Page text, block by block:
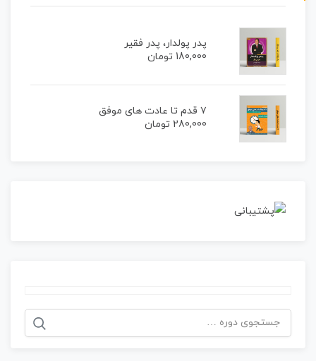
پدر پولدار، پدر فقیر
180,000 تومان
۷ قدم تا عادت های موفق
280,000 تومان